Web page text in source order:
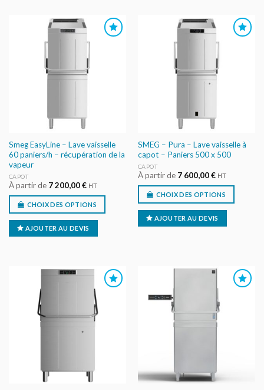
AJOUTER
Smeg EasyLine – Lave vaisselle
60 paniers/h – récupération de la
vapeur
CAPOT
À partir de 7 200,00€ HT
CHOIX DES OPTIONS
AJOUTER AU DEVIS
AJOUTER
SMEG – Pura – Lave vaisselle à
capot – Paniers 500 x 500
CAPOT
À partir de 7 600,00€ HT
CHOIX DES OPTIONS
AJOUTER AU DEVIS
AJOUTER
AU DEVIS
AU DEVIS